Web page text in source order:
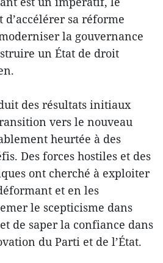
d’accélérer sa réforme
la gouvernance
un État de droit
des résultats initiaux
vers le nouveau
heurtée à des
Des forces hostiles et des
ont cherché à exploiter
et en les
le scepticisme dans
de saper la confiance dans
du Parti et de l’État.